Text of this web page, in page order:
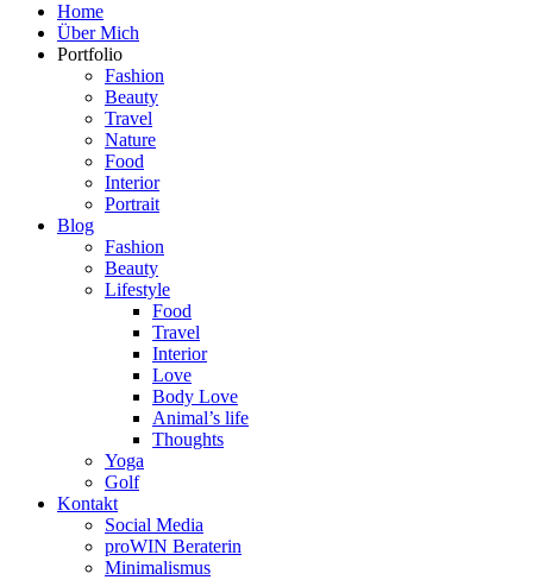
Home
Über Mich
Portfolio
Fashion
Beauty
Travel
Nature
Food
Interior
Portrait
Blog
Fashion
Beauty
Lifestyle
Food
Travel
Interior
Love
Body Love
Animal’s life
Thoughts
Yoga
Golf
Kontakt
Social Media
proWIN Beraterin
Minimalismus